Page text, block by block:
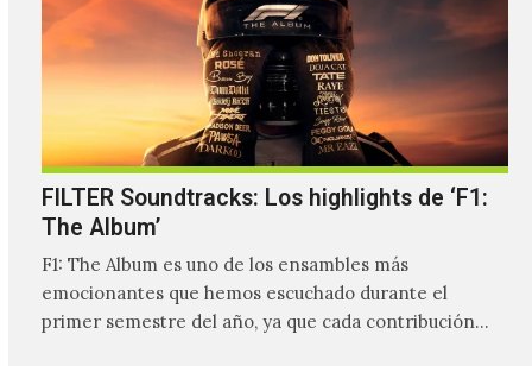
FILTER Soundtracks: Los highlights de ‘F1:
The Album’
F1: The Album es uno de los ensambles más
emocionantes que hemos escuchado durante el
primer semestre del año, ya que cada contribución